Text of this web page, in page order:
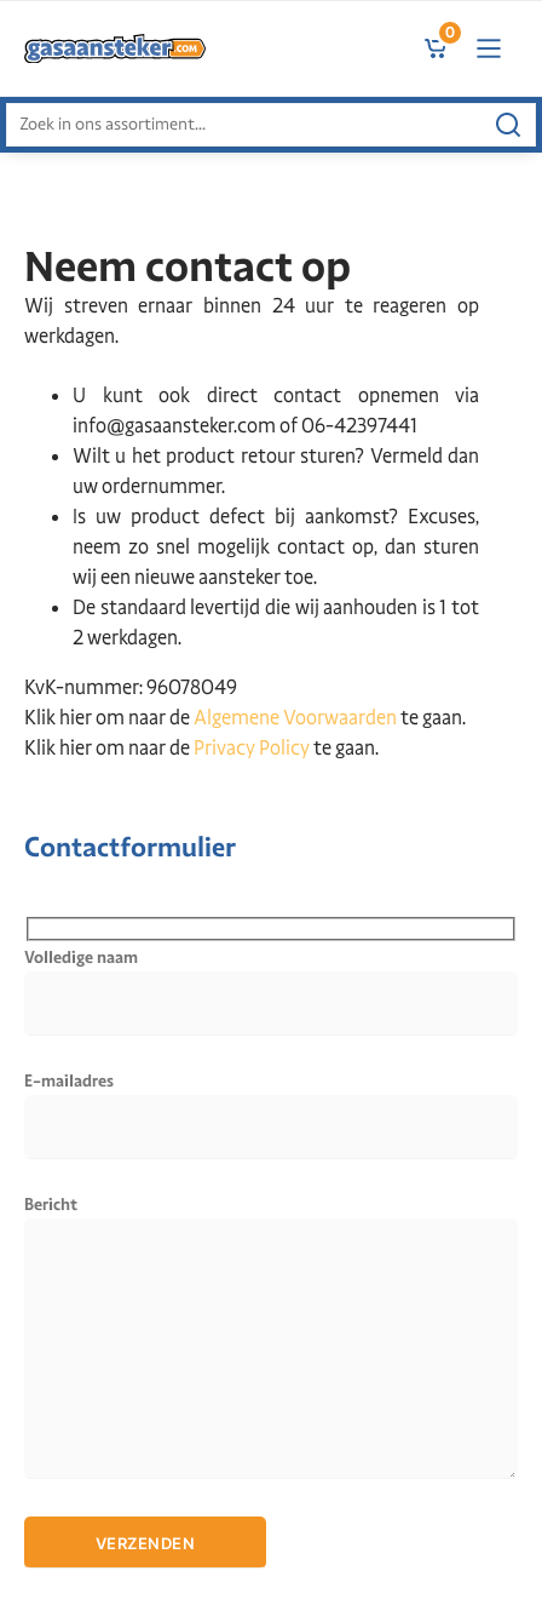
0
Zoeken
naar:
Neem contact op
Wij streven ernaar binnen 24 uur te reageren op
werkdagen.
U kunt ook direct contact opnemen via
info@gasaansteker.com of 06-42397441
Wilt u het product retour sturen? Vermeld dan
uw ordernummer.
Is uw product defect bij aankomst? Excuses,
neem zo snel mogelijk contact op, dan sturen
wij een nieuwe aansteker toe.
De standaard levertijd die wij aanhouden is 1 tot
2 werkdagen.
KvK-nummer: 96078049
Klik hier om naar deAlgemene Voorwaardente gaan.
Klik hier om naar dePrivacy Policyte gaan.
Contactformulier
Volledige naam
E-mailadres
Bericht